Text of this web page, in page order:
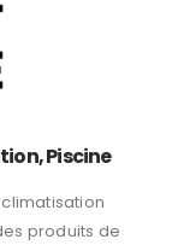
Piscine
produits de